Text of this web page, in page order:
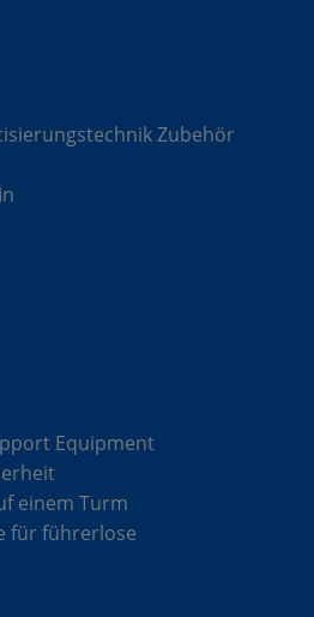
Zubehör
Equipment
einem Turm
für führerlose